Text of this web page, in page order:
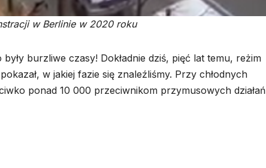
w Berlinie w 2020 roku
burzliwe czasy! Dokładnie dziś, pięć lat temu, reżim
w jakiej fazie się znaleźliśmy. Przy chłodnych
ponad 10 000 przeciwnikom przymusowych działań